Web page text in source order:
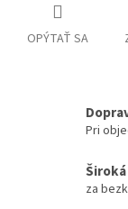
OPÝTAŤ SA
Pri
za